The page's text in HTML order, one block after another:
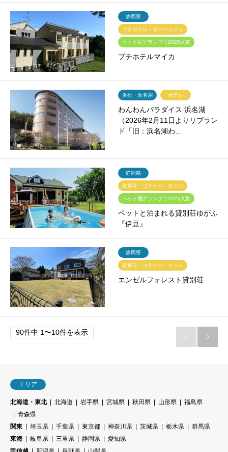
静岡県
プチホテル・オーベルジュ
ペット宿グランプリ2025入賞
プチホテルマイカ
浜松・浜名湖 ホテル
わんわんパラダイス 浜名湖
（2026年2月11日よりリブラン
ド「旧：浜名湖わ…
静岡県
貸別荘・コテージ・ロッジ
ペット宿グランプリ2025入賞
ペットと泊まれる貸別荘ゆがふ
『伊豆』
静岡県
貸別荘・コテージ・ロッジ
エンゼルフォレスト貸別荘
90件中 1〜10件を表示
 
エリア
北海道・東北 北海道 岩手県 宮城県 秋田県 山形県
福島県
青森県
関東
埼玉県 千葉県 東京都 神奈川県 茨城県 栃木県
群馬県
東海
岐阜県 三重県 静岡県
愛知県